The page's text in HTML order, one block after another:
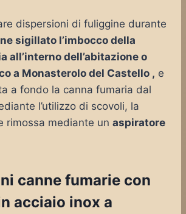
dispersioni di fuliggine durante
sigillato l’imbocco della
all’interno dell’abitazione o
a Monasterolo del Castello , e
a fondo la canna fumaria dal
l’utilizzo di scovoli, la
rimossa mediante un aspiratore
canne fumarie con
acciaio inox a